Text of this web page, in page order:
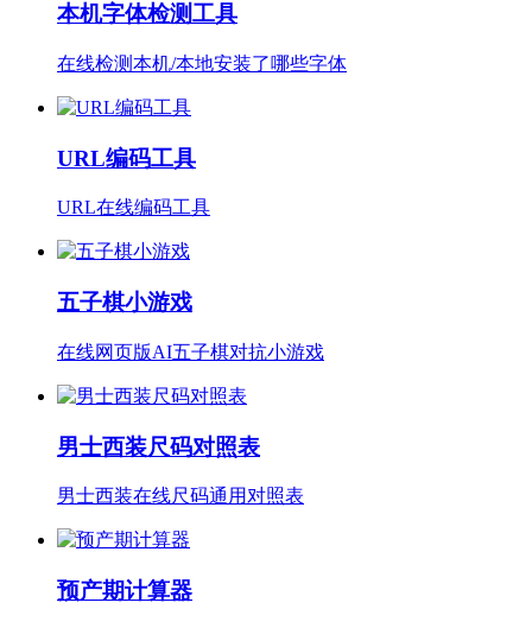
本机字体检测工具
在线检测本机/本地安装了哪些字体
URL编码工具
URL在线编码工具
五子棋小游戏
在线网页版AI五子棋对抗小游戏
男士西装尺码对照表
男士西装在线尺码通用对照表
预产期计算器